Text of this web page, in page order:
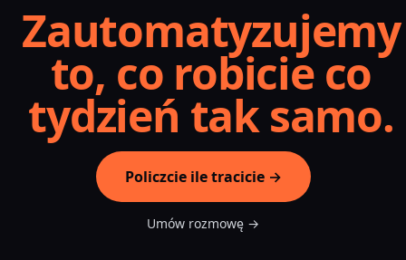
Zautomatyzujemy
to, co robicie co
tydzień tak samo.
Policzcie ile tracicie →
Umów rozmowę →